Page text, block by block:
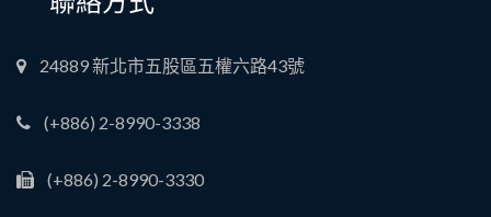
24889 新北市五股區五權六路43號
(+886) 2-8990-3338
(+886) 2-8990-3330